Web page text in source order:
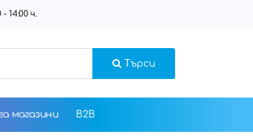
14:00 ч.
Търси
магазини B2B